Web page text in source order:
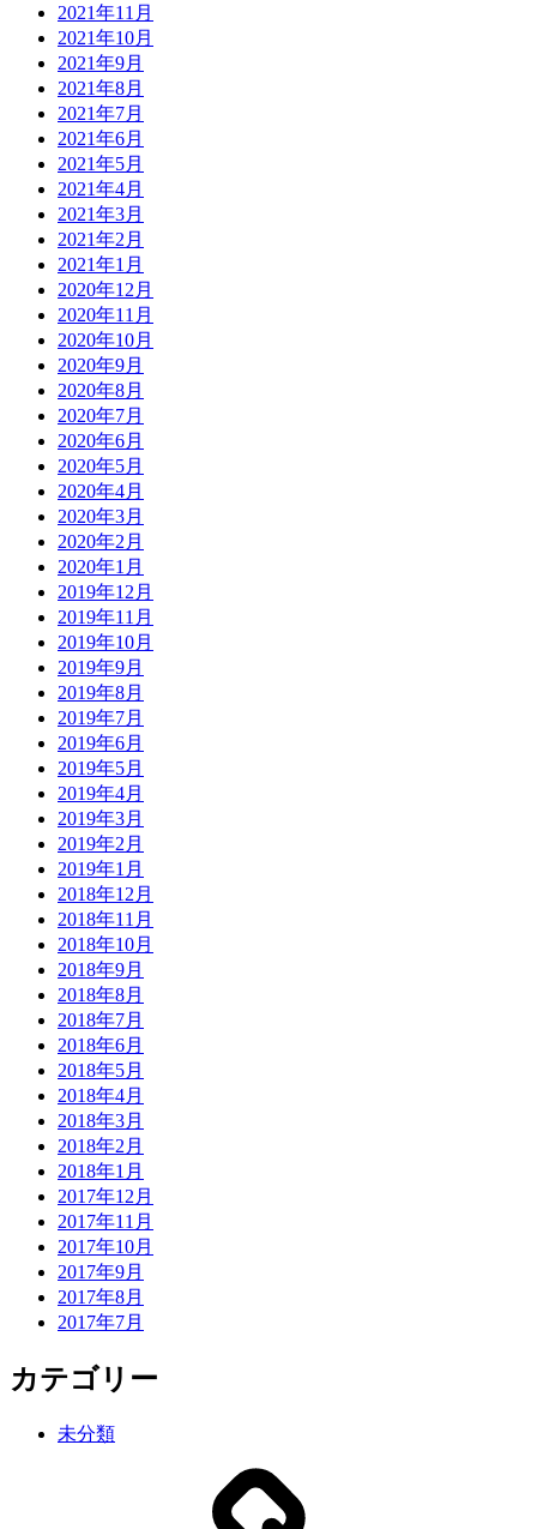
2021年11月
2021年10月
2021年9月
2021年8月
2021年7月
2021年6月
2021年5月
2021年4月
2021年3月
2021年2月
2021年1月
2020年12月
2020年11月
2020年10月
2020年9月
2020年8月
2020年7月
2020年6月
2020年5月
2020年4月
2020年3月
2020年2月
2020年1月
2019年12月
2019年11月
2019年10月
2019年9月
2019年8月
2019年7月
2019年6月
2019年5月
2019年4月
2019年3月
2019年2月
2019年1月
2018年12月
2018年11月
2018年10月
2018年9月
2018年8月
2018年7月
2018年6月
2018年5月
2018年4月
2018年3月
2018年2月
2018年1月
2017年12月
2017年11月
2017年10月
2017年9月
2017年8月
2017年7月
カテゴリー
未分類